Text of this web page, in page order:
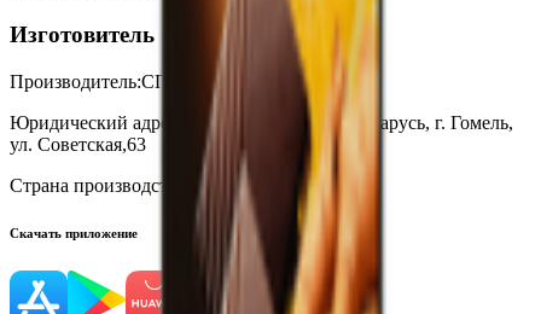
Изготовитель
Производитель:СП ОАО «Спартак»
Юридический адрес:
246003, Республика Беларусь, г. Гомель,
ул. Советская,63
Страна производства:
Республика Беларусь
Скачать приложение